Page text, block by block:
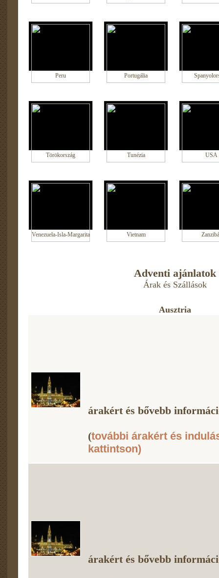
Peru Portugália
Törökország Tunézia USA
Venezuela-Isla-Margarita Vietnam
Adventi ajánlatok
Árak és Szállások
Ausztria
árakért és bővebb
(további árakért és
kattintson)
árakért és bővebb